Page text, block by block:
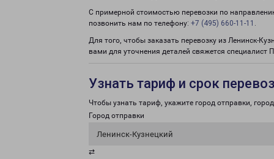
С примерной стоимостью перевозки по
позвонить нам по телефону: +7 (495) 660-11-11 .
Для того, чтобы заказать перевозку из Ленинск-
вами для уточнения деталей свяжется специалист
Узнать тариф и срок
Чтобы узнать тариф, укажите город отправки,
Город отправки
Ленинск-Кузнецкий
⇄